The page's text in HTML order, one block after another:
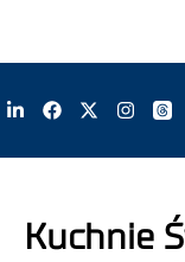
Kuchnie